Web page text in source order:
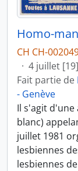
Homo-
CH CH-
· 4 juillet
Fait partie de
- Genève
Il s'agit
blanc)
juillet 1981
lesbiennes
lesbiennes